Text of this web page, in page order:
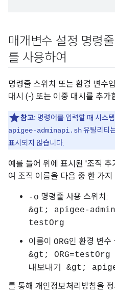
매개변수 설정 명령
를 사용하여
명령줄 스위치 또는 환경 변수
대시 (-) 또는 이중 대시를 추가
참고: 명령어를 입력할 때 시스
apigee-adminapi.sh유틸리티
표시되지 않습니다.
예를 들어 위에 표시된 '조직
여 조직 이름을 다음 중 한 가
-o 명령줄 사용 스위치:
&gt; apigee-
testOrg
이름이 ORG인 환경 변수
&gt; ORG=testOrg
내보내기 &gt;
를 통해 개인정보처리방침을